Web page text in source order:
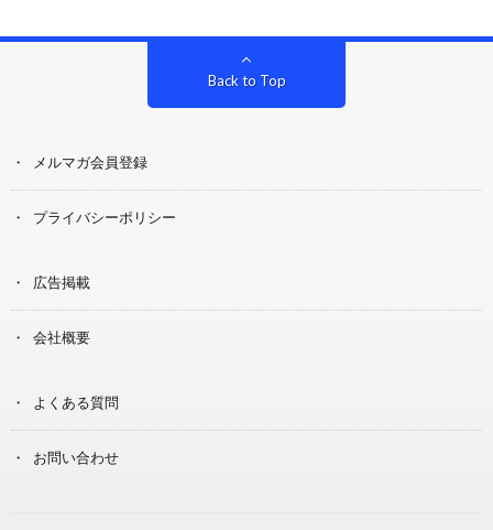
Back to Top
メルマガ会員登録
プライバシーポリシー
広告掲載
会社概要
よくある質問
お問い合わせ